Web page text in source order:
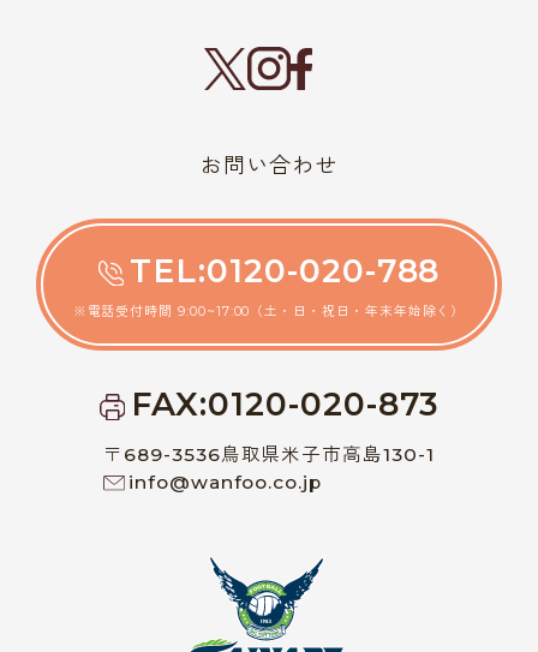
お問い合わせ
TEL:0120-020-788
※電話受付時間 9:00~17:00（土・日・祝日・年末年始除く）
FAX:0120-020-873
〒689-3536鳥取県米子市高島130-1
info@wanfoo.co.jp